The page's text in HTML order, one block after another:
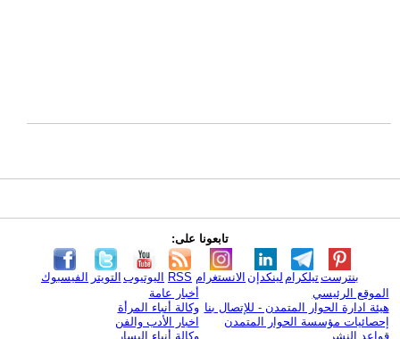
تابعونا على:
الفيسبوك التويتر اليوتيوب RSS الانستغرام لينكدإن تيلكرامبنترست
الموقع الرئيسي
هيئة ادارة الحوار المتمدن - للإتصال بنا
إحصائيات مؤسسة الحوار المتمدن
قواعد النشر
أخبار عامة
وكالة أنباء المرأة
اخبار الأدب والفن
وكالة أنباء اليسار